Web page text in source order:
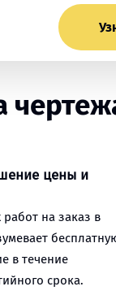
цены и
работ на заказ в
в течение
срока.